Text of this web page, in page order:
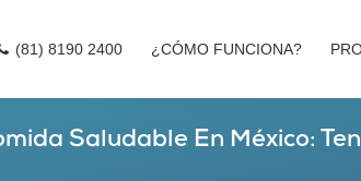
(81) 8190 2400 ¿CÓMO FUNCIONA?
Saludable En México: